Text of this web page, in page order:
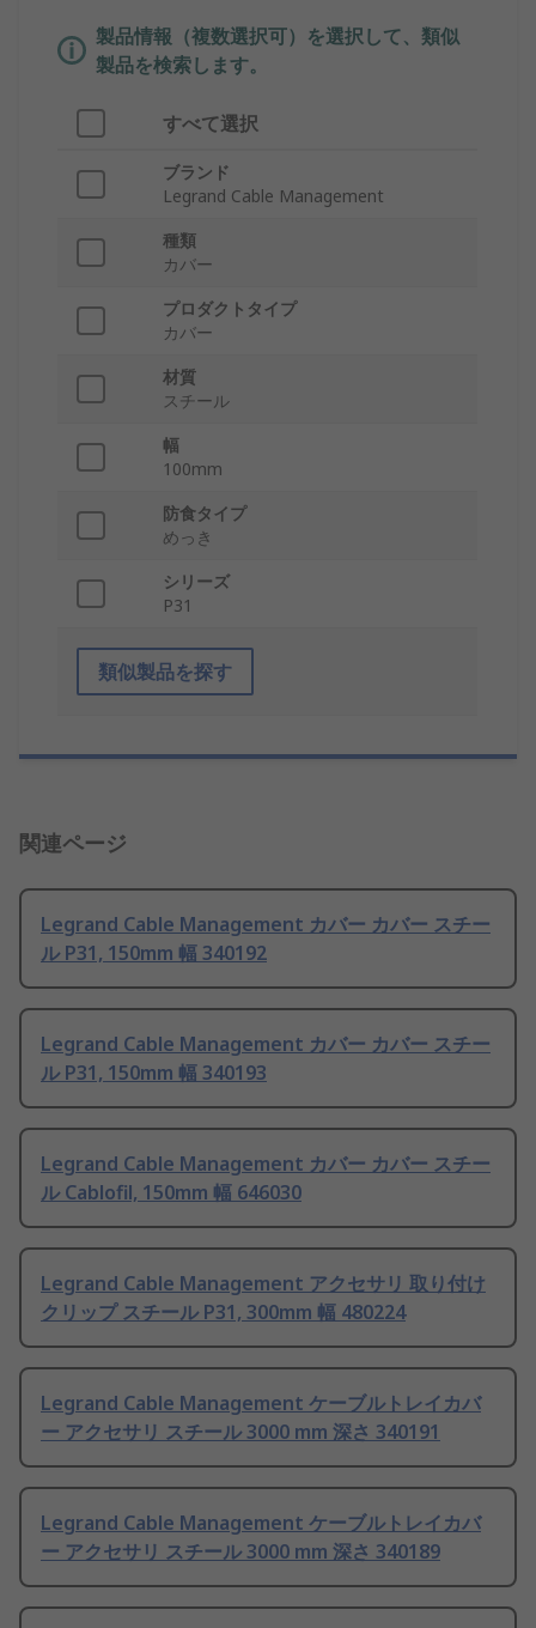
製品情報（複数選択可）を選択して、類似
製品を検索します。
すべて選択
ブランド
Legrand Cable Management
種類
カバー
プロダクトタイプ
カバー
材質
スチール
幅
100mm
防食タイプ
めっき
シリーズ
P31
類似製品を探す
関連ページ
Legrand Cable Management カバー カバー スチー
ル P31, 150mm 幅 340192
Legrand Cable Management カバー カバー スチー
ル P31, 150mm 幅 340193
Legrand Cable Management カバー カバー スチー
ル Cablofil, 150mm 幅 646030
Legrand Cable Management アクセサリ 取り付け
クリップ スチール P31, 300mm 幅 480224
Legrand Cable Management ケーブルトレイカバ
ー アクセサリ スチール 3000 mm 深さ 340191
Legrand Cable Management ケーブルトレイカバ
ー アクセサリ スチール 3000 mm 深さ 340189